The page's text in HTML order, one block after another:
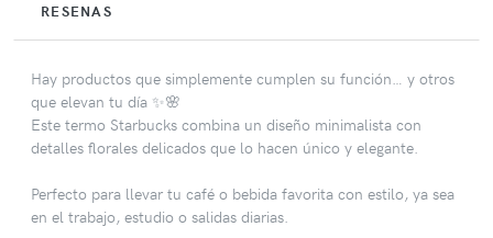
RESENAS
Hay productos que simplemente cumplen su función… y otros
que elevan tu día ✨🌸
Este termo Starbucks combina un diseño minimalista con
detalles florales delicados que lo hacen único y elegante.
Perfecto para llevar tu café o bebida favorita con estilo, ya sea
en el trabajo, estudio o salidas diarias.